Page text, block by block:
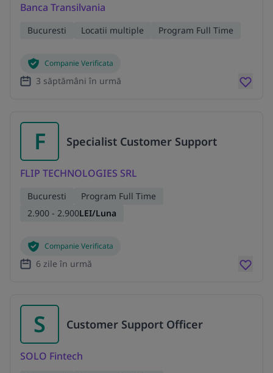
Banca Transilvania
Bucuresti Locatii multiple Program Full Time
Companie Verificata
3 săptămâni în urmă
F Specialist Customer Support
FLIP TECHNOLOGIES SRL
Bucuresti
Program Full Time
2.900 - 2.900LEI/Luna
Companie Verificata
6 zile în urmă
S Customer Support Officer
SOLO Fintech